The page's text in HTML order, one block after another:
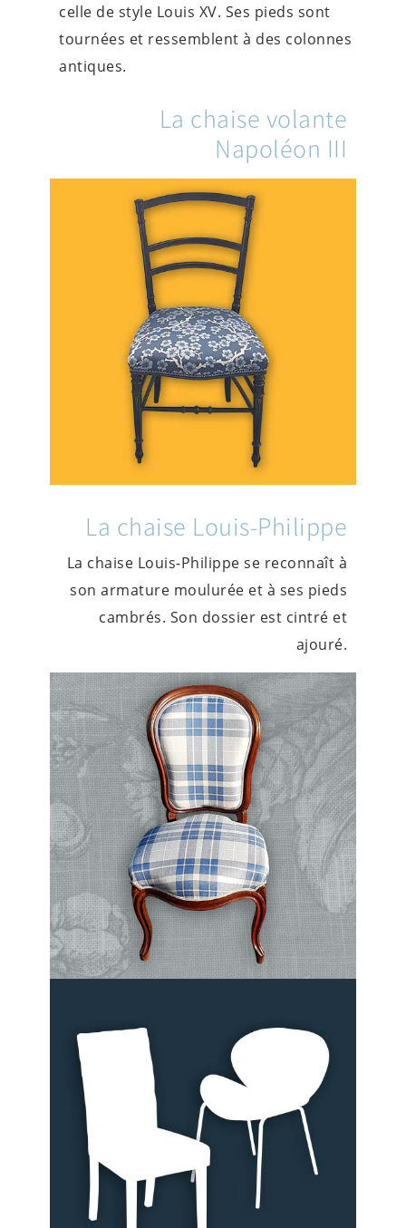
celle de style Louis XV. Ses pieds sont
tournées et ressemblent à des colonnes
antiques.
La chaise volante
Napoléon III
La chaise Louis-Philippe
La chaise Louis-Philippe se reconnaît à
son armature moulurée et à ses pieds
cambrés. Son dossier est cintré et
ajouré.